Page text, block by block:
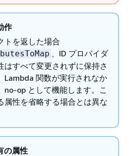
作
トを返した場合
、ID プロバイダ
はすべて変更されずに保持さ
Lambda 関数が実行されなか
no-op として機能します。こ
属性を省略する場合とは異な
の属性